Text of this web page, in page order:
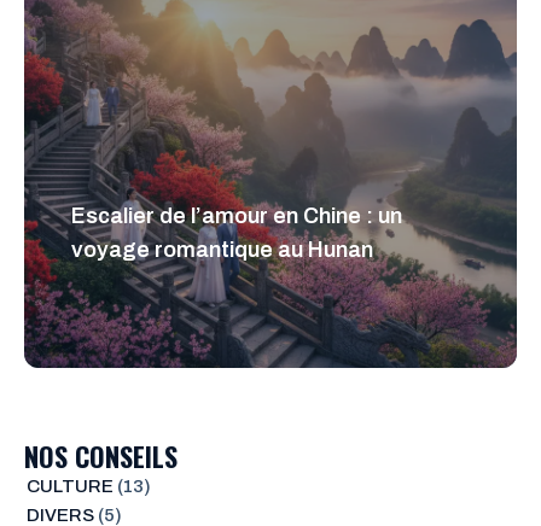
Escalier de l’amour en Chine : un
voyage romantique au Hunan
NOS CONSEILS
CULTURE (13)
DIVERS(5)